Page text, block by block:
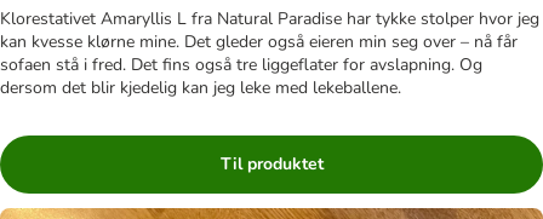
Klorestativet Amaryllis L fra Natural Paradise har tykke stolper hvor jeg
kan kvesse klørne mine. Det gleder også eieren min seg over – nå får
sofaen stå i fred. Det fins også tre liggeflater for avslapning. Og
dersom det blir kjedelig kan jeg leke med lekeballene.
Til produktet